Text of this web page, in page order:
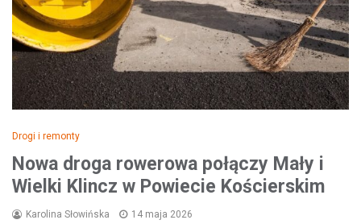
Drogi i remonty
Nowa droga rowerowa połączy Mały i
Wielki Klincz w Powiecie Kościerskim
Karolina Słowińska 14 maja 2026